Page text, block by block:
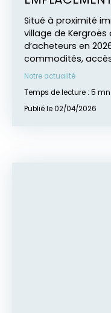
Situé à proximité
village de
d’acheteurs en
commodités,
vie paisible, il offre
immobilier avec
IMMOBILIER.
Notre actualité
Temps de lecture : 5 mn
Publié le 02/04/2026